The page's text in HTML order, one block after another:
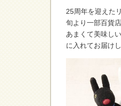
25周年を迎えた
旬より一部百貨
あまくて美味し
に入れてお届け